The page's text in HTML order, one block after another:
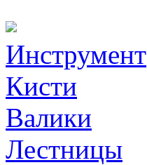
Инструмент
Кисти
Валики
Лестницы